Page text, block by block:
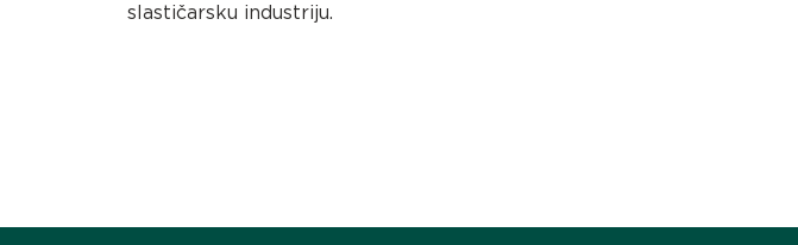
slastičarsku industriju.